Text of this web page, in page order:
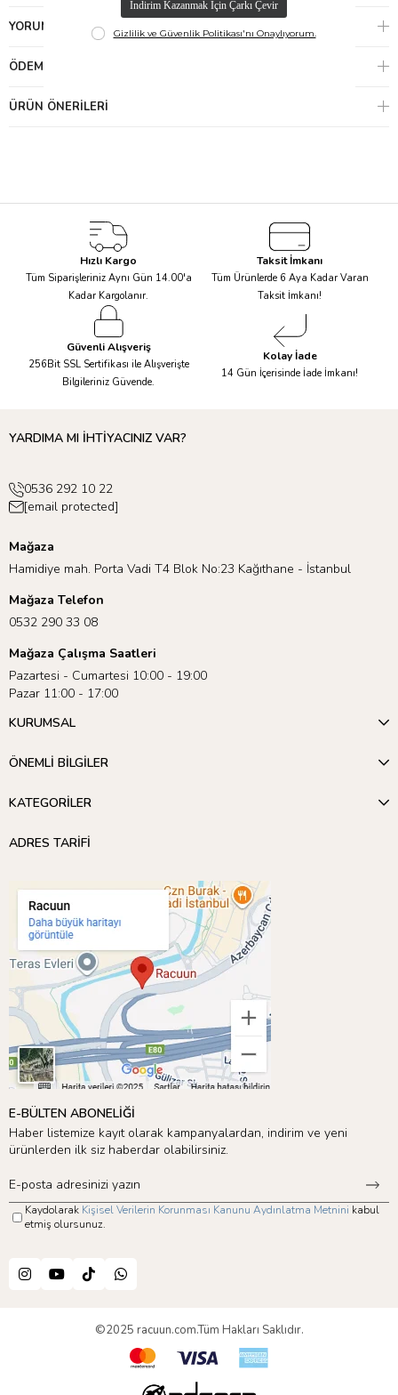
YORUMLAR
ÖDEME SEÇENEKLERI
ÜRÜN ÖNERILERI
Hızlı Kargo
Tüm Siparişleriniz Aynı Gün 14.00'a
Kadar Kargolanır.
Taksit İmkanı
Tüm Ürünlerde 6 Aya Kadar Varan
Taksit İmkanı!
Güvenli Alışveriş
256Bit SSL Sertifikası ile Alışverişte
Bilgileriniz Güvende.
Kolay İade
14 Gün İçerisinde İade İmkanı!
YARDIMA MI İHTİYACINIZ VAR?
0536 292 10 22
[email protected]
Mağaza
Hamidiye mah. Porta Vadi T4 Blok No:23 Kağıthane - İstanbul
Mağaza Telefon
0532 290 33 08
Mağaza Çalışma Saatleri
Pazartesi - Cumartesi 10:00 - 19:00
Pazar 11:00 - 17:00
KURUMSAL
ÖNEMLİ BİLGİLER
KATEGORİLER
ADRES TARİFİ
E-BÜLTEN ABONELİĞİ
Haber listemize kayıt olarak kampanyalardan, indirim ve yeni
ürünlerden ilk siz haberdar olabilirsiniz.
Kaydolarak Kişisel Verilerin Korunması Kanunu Aydınlatma Metnini kabul
etmiş olursunuz.
©2025 racuun.com.Tüm Hakları Saklıdır.